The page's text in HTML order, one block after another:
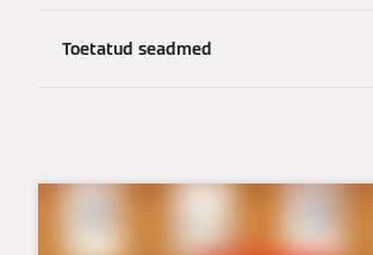
Toetatud seadmed